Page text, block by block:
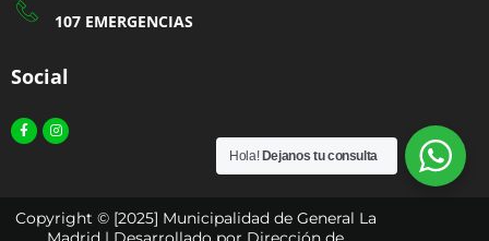
107 EMERGENCIAS
Social
Facebook-
f
Instagram
Copyright © [2025] Municipalidad de General La
Hola! Dejanos tu consulta